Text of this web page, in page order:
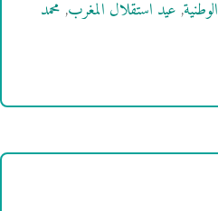
الوطنية,عيد استقلال المغرب,محمد